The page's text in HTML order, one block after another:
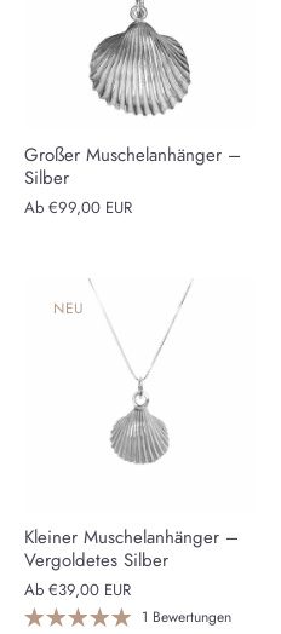
Großer Muschelanhänger –
Silber
Ab €99,00 EUR
NEU
Kleiner Muschelanhänger –
Vergoldetes Silber
Ab €39,00 EUR
1 Bewertungen